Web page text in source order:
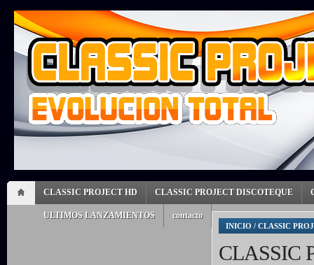
CLASSIC PROJECT HD CLASSIC PROJECT DISCOTEQUE
ULTIMOS LANZAMIENTOS contacto
INICIO / CLASSIC
CLASSIC